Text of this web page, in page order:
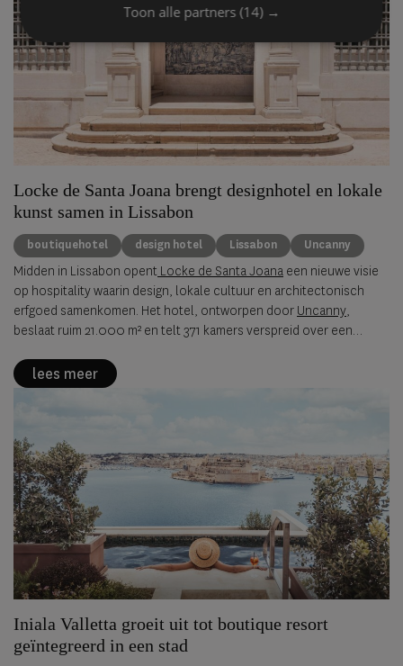
Locke de Santa Joana brengt designhotel en lokale
kunst samen in Lissabon
boutiquehotel design hotel Lissabon Uncanny
Midden in Lissabon opent Locke de Santa Joana een nieuwe visie
op hospitality waarin design, lokale cultuur en architectonisch
erfgoed samenkomen. Het hotel, ontworpen door Uncanny,
beslaat ruim 21.000 m² en telt 371 kamers verspreid over een
zorgvuldig in balans worden gebracht. Geen museale
reconstructie, maar een levendige interpretatie van de stad vormt
cultureel toevluchtsoord dan als een klassiek hotel.
lees meer
Iniala Valletta groeit uit tot boutique resort
geïntegreerd in een stad
Toon alle partners (14) →